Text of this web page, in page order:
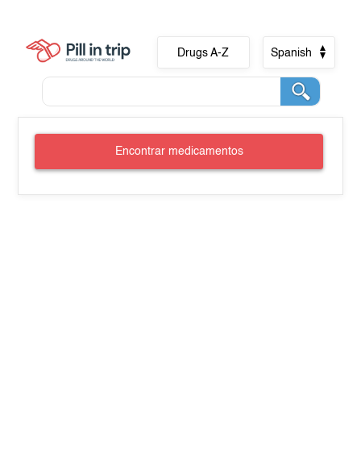
Drugs A-Z Spanish
Encontrar medicamentos